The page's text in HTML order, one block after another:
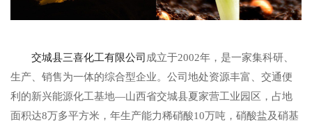
交城县三喜化工有限公司 成立于2002年，是一家集科研、
生产、销售为一体的综合型企业。公司地处资源丰富、交通便
利的新兴能源化工基地—山西省交城县夏家营工业园区，占地
面积达8万多平方米，年生产能力稀硝酸10万吨，硝酸盐及硝基